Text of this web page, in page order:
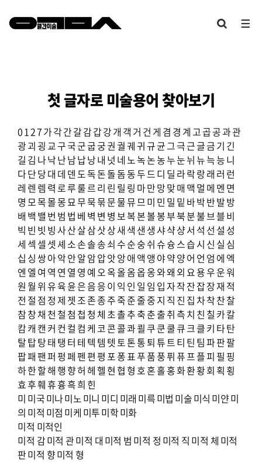
첫 글자로 미술용어 찾아보기
0 1 27가각간갈감갑강개 객 거 건 게 겸 경 계 고곱공과관
광괴 굉 교구국군굽궁권 궐궤귀규균그극근글금기 긴
길 김 나낙난남납낭내 넛 네 노녹논농누눈뉘뉴늑능니
다단당대 데 덴 도독돈돌돔동두드디 딜 라락랑래 러 런
레 렌 렘 력 로루룰르리 린 릴 링 마만망맞매 맥 멀 메 멘 면
명 모목몰몽묘무묵묶문물뮤므미 민 밀 밑 바박반발방
배 백 밸 번 범 법 베 벽 변 병 보복본볼봉부북분불브블비
빅 빈 빗 빙사산살삼삿상새 색 샌 생샤샥샹서 석 선 설 성
세 섹 셀 셋셰 소손솔송쇠수순숭쉬슈슝스습시 신 실 심
십 싱 쌍아악안알암압앗앙애 액 앵 야약양어 언 엄 에 엑
엔 엘 여 역 연 열 영 예 오옥올옴옵옹와왜 외 요용우운워
원월 위유육윤은음응이 익 인 일 임 입자작잔잡장재 적
전 절 점 정 제 젯 조존종주죽준줄중지 직 진 집 차착찬찰
참창채 천 철 첨 첩 청 체 초촐추축춘출취측치 친 칠 카칼
캄캐 캔 커 컨 컬 컴 케 코콘콜콰쾰 쿠쿤쿨큐크클키 타탄
탈탑탕태 탱 터 테 텍 템 텟 토톤통퇴튜트티 틴 팀파판팔
팝패팬퍼 펑페펜 편 평 포퐁표푸품풍퓌 퓨프플피 필 핑
하한할해행 향허헤헬 현협 형 호혼홀홍화환황회 획 횡
효 후훼휴흉흑희 힌
미 미국미나미노미니 미디 미래 미륵미법 미술미식 미얀미
의 미적 미점 미케 미투미학미화
미적 미적인
미적 감미적 관미적 대 미적 범 미적 정 미적 직 미적 체 미적
판미적 향미적 형